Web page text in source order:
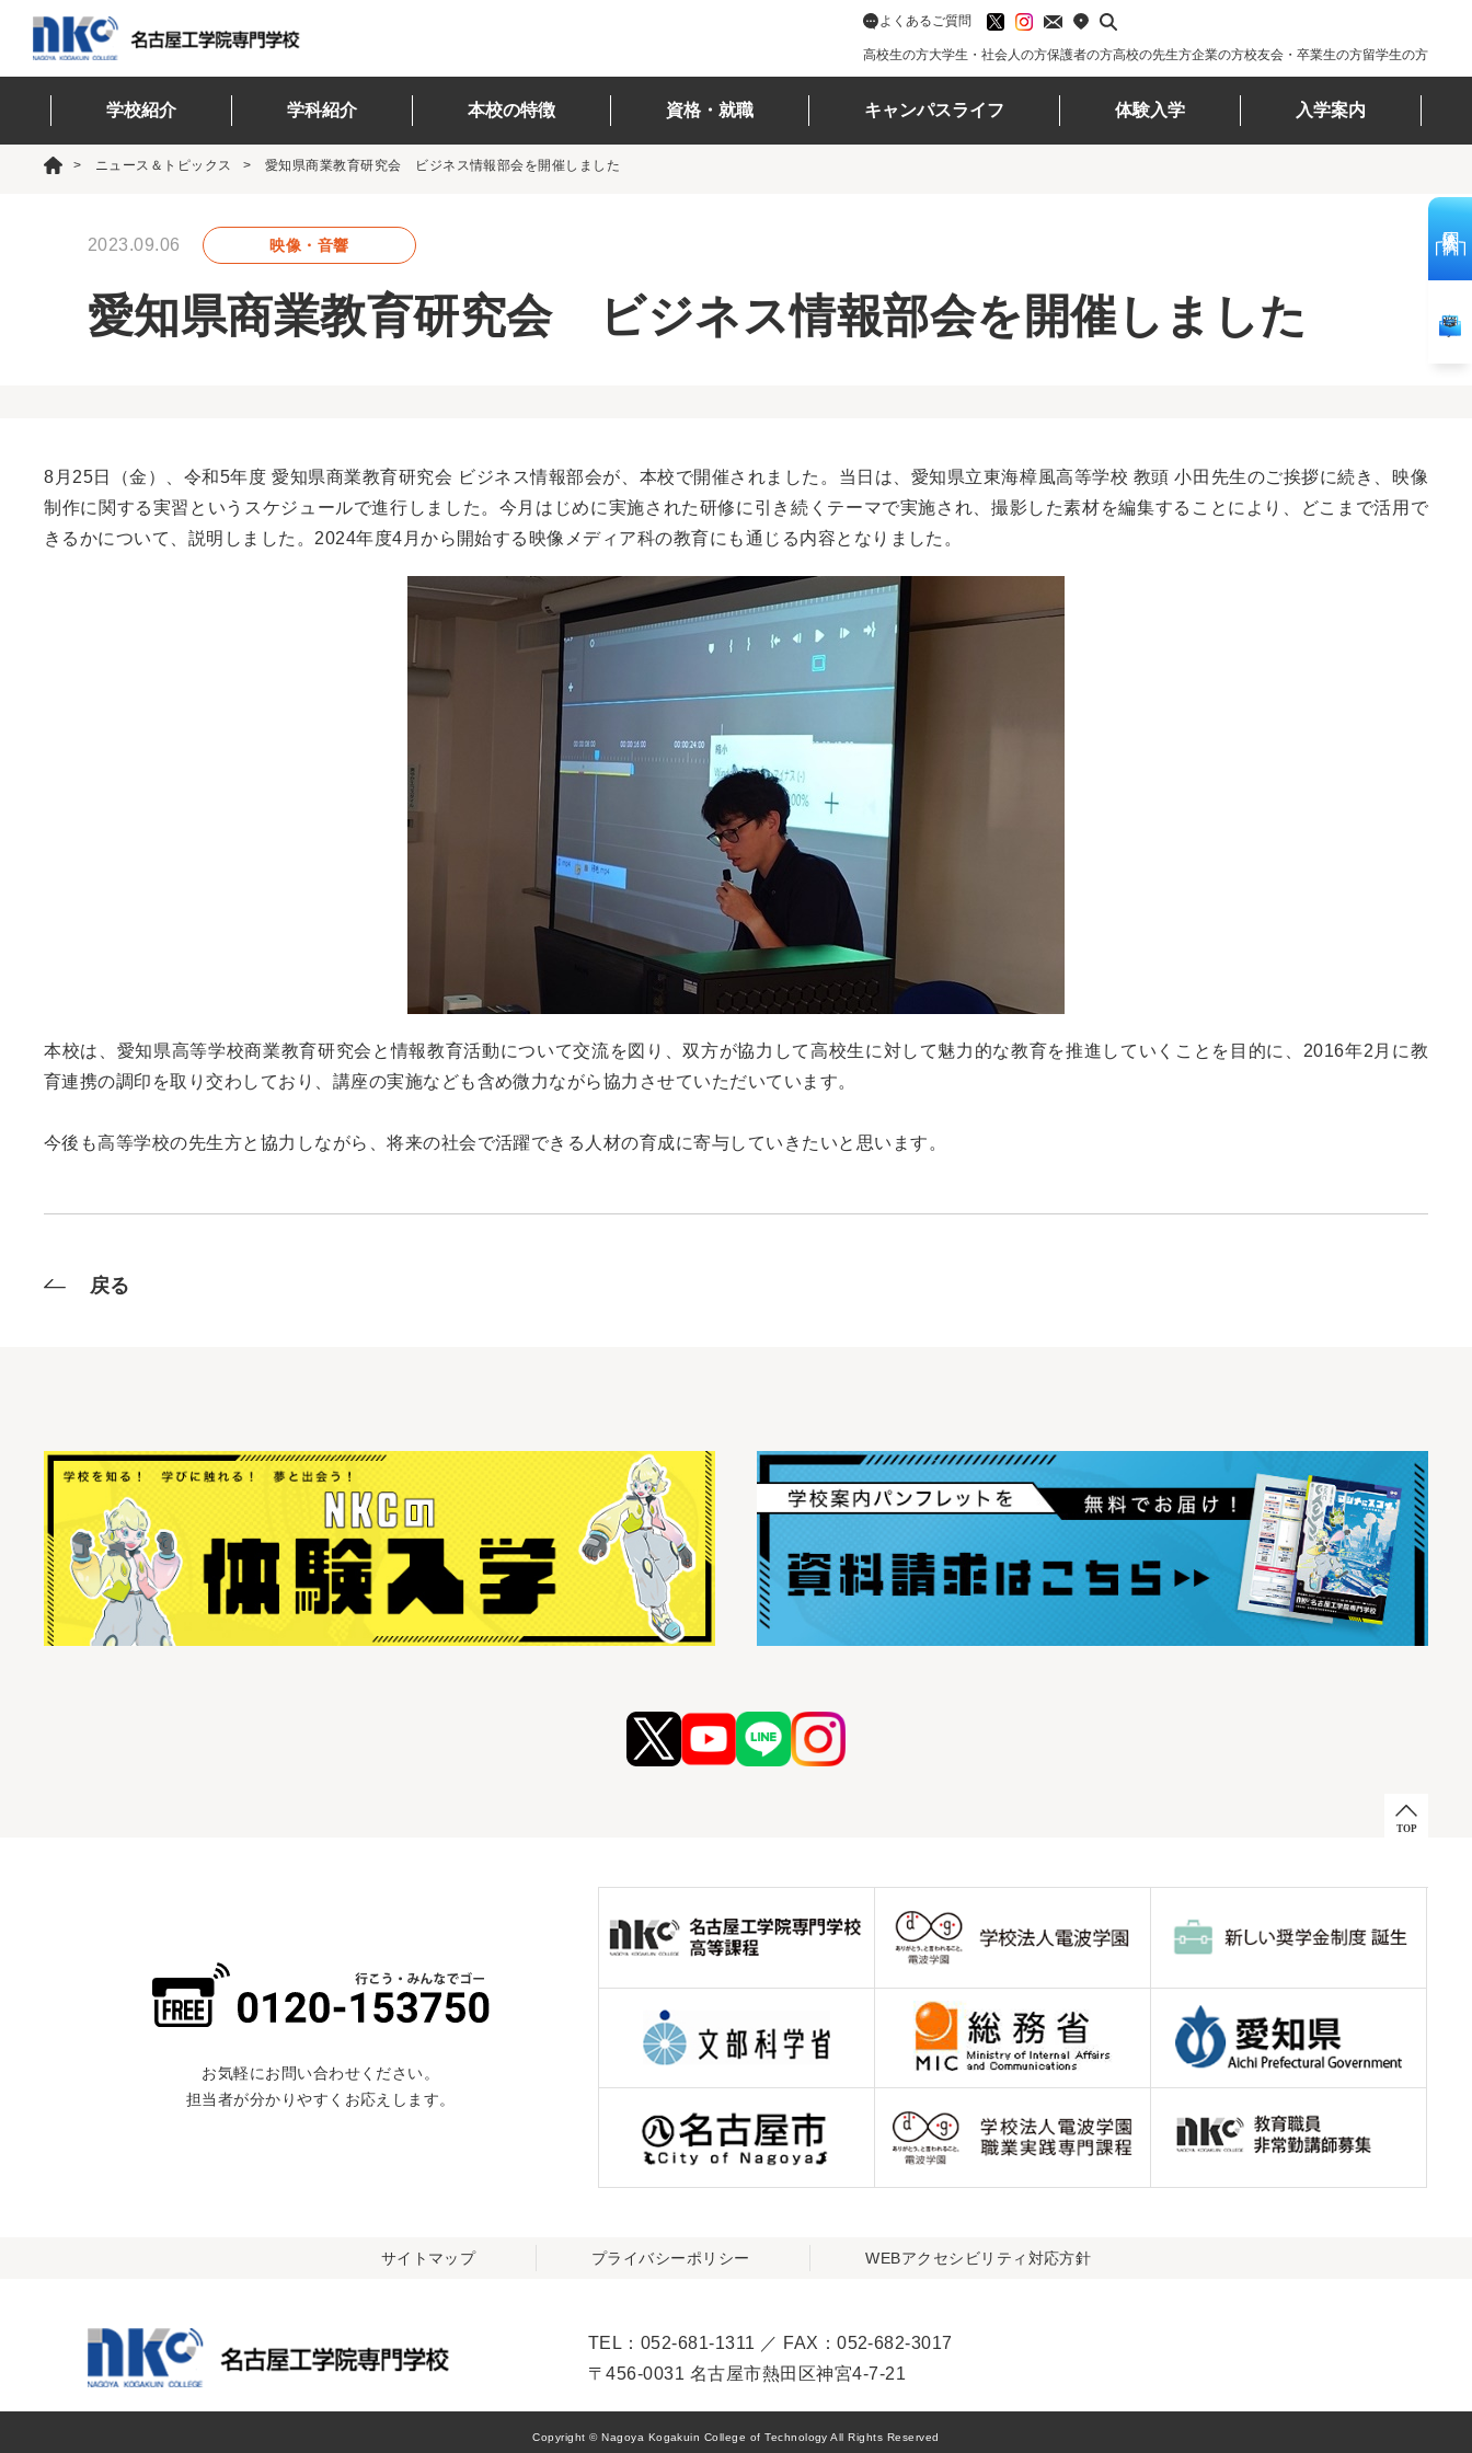
高校生の方大学生・社会人の方保護者の方高校の先生方企業の方校友会・卒業生の方留学生の方
よくあるご質問
学校紹介 学科紹介 本校の特徴 資格・就職 キャンパスライフ 体験入学 入学案内
ニュース＆トピックス 愛知県商業教育研究会 ビジネス情報部会を開催しました
2023.09.06 映像・音響
愛知県商業教育研究会 ビジネス情報部会を開催しました
8月25日（金）、令和5年度 愛知県商業教育研究会 ビジネス情報部会が、本校で開催されました。当日は、愛知県立東海樟風高等学校 教頭 小田先生のご挨拶に続き、映像
制作に関する実習というスケジュールで進行しました。今月はじめに実施された研修に引き続くテーマで実施され、撮影した素材を編集することにより、どこまで活用で
きるかについて、説明しました。2024年度4月から開始する映像メディア科の教育にも通じる内容となりました。
本校は、愛知県高等学校商業教育研究会と情報教育活動について交流を図り、双方が協力して高校生に対して魅力的な教育を推進していくことを目的に、2016年2月に教
育連携の調印を取り交わしており、講座の実施なども含め微力ながら協力させていただいています。
今後も高等学校の先生方と協力しながら、将来の社会で活躍できる人材の育成に寄与していきたいと思います。
戻る
お気軽にお問い合わせください。
担当者が分かりやすくお応えします。
サイトマップ プライバシーポリシー WEBアクセシビリティ対応方針
TEL：052-681-1311 ／ FAX：052-682-3017
〒456-0031 名古屋市熱田区神宮4-7-21
Copyright © Nagoya Kogakuin College of Technology All Rights Reserved